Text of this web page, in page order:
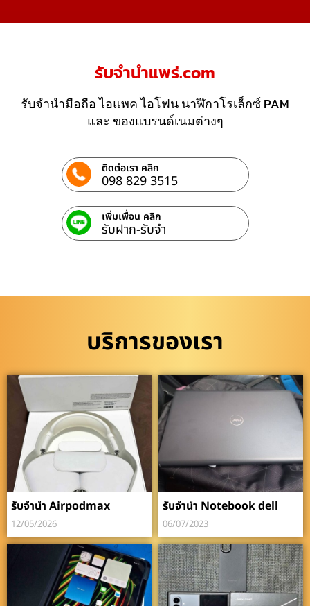
รับจํานําแพร่.com
รับจำนำมือถือ ไอแพค ไอโฟน นาฬิกาโรเล็กซ์ PAM
และ ของแบรนด์เนมต่างๆ
ติดต่อเรา คลิก
098 829 3515
เพิ่มเพื่อน คลิก
รับฝาก-รับจํา
บริการของเรา
รับจำนำ Airpodmax
12/05/2026
รับจำนำ Notebook dell
06/07/2023